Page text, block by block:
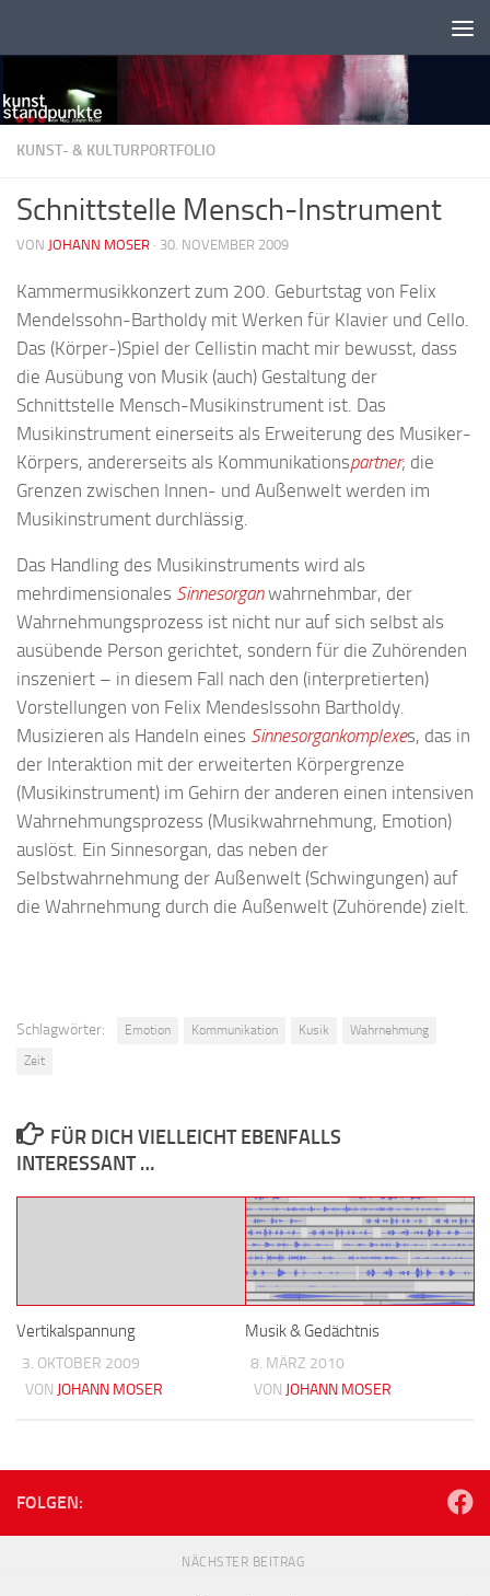
KUNST- & KULTURPORTFOLIO
Schnittstelle Mensch-Instrument
VON JOHANN MOSER · 30. NOVEMBER 2009
Kammermusikkonzert zum 200. Geburtstag von Felix
Mendelssohn-Bartholdy mit Werken für Klavier und Cello.
Das (Körper-)Spiel der Cellistin macht mir bewusst, dass
die Ausübung von Musik (auch) Gestaltung der
Schnittstelle Mensch-Musikinstrument ist. Das
Musikinstrument einerseits als Erweiterung des Musiker-
Körpers, andererseits als Kommunikationspartner; die
Grenzen zwischen Innen- und Außenwelt werden im
Musikinstrument durchlässig.
Das Handling des Musikinstruments wird als
mehrdimensionales Sinnesorganwahrnehmbar, der
Wahrnehmungsprozess ist nicht nur auf sich selbst als
ausübende Person gerichtet, sondern für die Zuhörenden
inszeniert – in diesem Fall nach den (interpretierten)
Vorstellungen von Felix Mendeslssohn Bartholdy.
Musizieren als Handeln eines Sinnesorgankomplexes, das in
der Interaktion mit der erweiterten Körpergrenze
(Musikinstrument) im Gehirn der anderen einen intensiven
Wahrnehmungsprozess (Musikwahrnehmung, Emotion)
auslöst. Ein Sinnesorgan, das neben der
Selbstwahrnehmung der Außenwelt (Schwingungen) auf
die Wahrnehmung durch die Außenwelt (Zuhörende) zielt.
Schlagwörter: Emotion Kommunikation Kusik
Wahrnehmung
Zeit
FÜR DICH VIELLEICHT EBENFALLS
INTERESSANT …
Vertikalspannung
3. OKTOBER 2009
VON JOHANN MOSER
Musik & Gedächtnis
8. MÄRZ 2010
VON JOHANN MOSER
FOLGEN:
NÄCHSTER BEITRAG